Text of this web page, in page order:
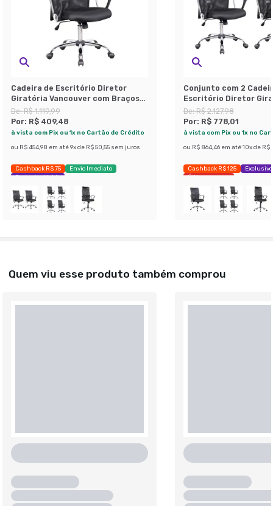
Cadeira de Escritório Diretor
Giratória Vancouver com Braços
Preta
De:R$ 1.119,99
Por: R$ 409,48
à vista com Pix ou 1x no Cartão de Crédito
ou R$ 454,98 em até 9x de R$ 50,55 sem juros
Cashback R$ 75
Envio Imediato
Exclusivo Mobly
Conjunto com 2
Escritório Diretor
Vancouver com
De:R$ 2.127,98
Por: R$ 778,01
à vista com Pix ou 1x no
ou R$ 864,46 em até 10x de R$
Cashback R$ 125
Exclusivo
Últimas peças
Quem viu esse produto também comprou